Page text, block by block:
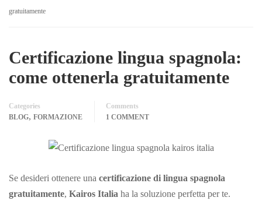
gratuitamente
Certificazione lingua spagnola:
come ottenerla gratuitamente
Categories
BLOG, FORMAZIONE
Comments
1 COMMENT
Se desideri ottenere una certificazione di lingua spagnola
gratuitamente, Kairos Italia ha la soluzione perfetta per te.